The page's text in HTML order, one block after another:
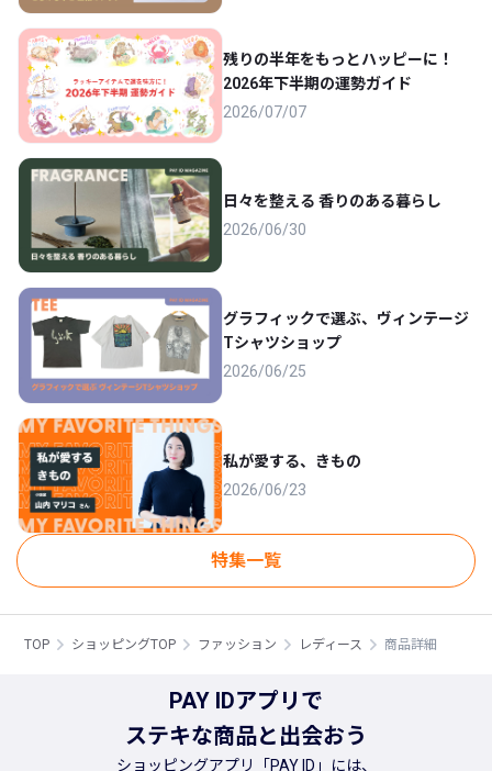
残りの半年をもっとハッピーに！
2026年下半期の運勢ガイド
2026/07/07
日々を整える 香りのある暮らし
2026/06/30
グラフィックで選ぶ、ヴィンテージ
Tシャツショップ
2026/06/25
私が愛する、きもの
2026/06/23
特集一覧
TOP ショッピングTOP ファッション レディース 商品詳細
PAY IDアプリで
ステキな商品と出会おう
ショッピングアプリ「PAY ID」には、